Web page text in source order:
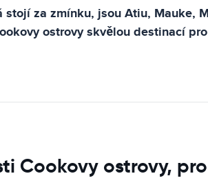
za zmínku, jsou Atiu,
ostrovy skvělou destinací
Cookovy ostrovy,